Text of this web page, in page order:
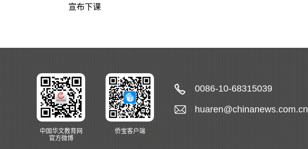
宣布下课
中国华文教育网
官方微博
侨宝客户端
0086-10-68315039
huaren@chinanews.com.cn